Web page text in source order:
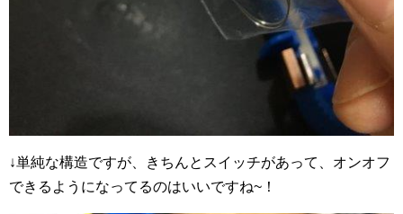
↓単純な構造ですが、きちんとスイッチがあって、オンオフ
できるようになってるのはいいですね~！